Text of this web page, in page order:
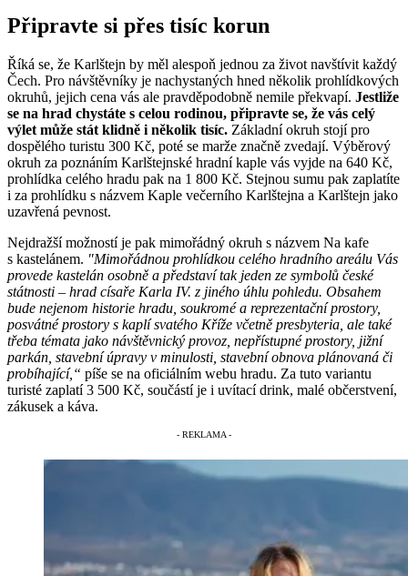
Připravte si přes tisíc korun
Říká se, že Karlštejn by měl alespoň jednou za život navštívit každý
Čech. Pro návštěvníky je nachystaných hned několik prohlídkových
okruhů, jejich cena vás ale pravděpodobně nemile překvapí. Jestliže
se na hrad chystáte s celou rodinou, připravte se, že vás celý
výlet může stát klidně i několik tisíc. Základní okruh stojí pro
dospělého turistu 300 Kč, poté se marže značně zvedají. Výběrový
okruh za poznáním Karlštejnské hradní kaple vás vyjde na 640 Kč,
prohlídka celého hradu pak na 1 800 Kč. Stejnou sumu pak zaplatíte
i za prohlídku s názvem Kaple večerního Karlštejna a Karlštejn jako
uzavřená pevnost.
Nejdražší možností je pak mimořádný okruh s názvem Na kafe
s kastelánem. "Mimořádnou prohlídkou celého hradního areálu Vás
provede kastelán osobně a představí tak jeden ze symbolů české
státnosti – hrad císaře Karla IV. z jiného úhlu pohledu. Obsahem
bude nejenom historie hradu, soukromé a reprezentační prostory,
posvátné prostory s kaplí svatého Kříže včetně presbyteria, ale také
třeba témata jako návštěvnický provoz, nepřístupné prostory, jižní
parkán, stavební úpravy v minulosti, stavební obnova plánovaná či
probíhající,“ píše se na oficiálním webu hradu. Za tuto variantu
turisté zaplatí 3 500 Kč, součástí je i uvítací drink, malé občerstvení,
zákusek a káva.